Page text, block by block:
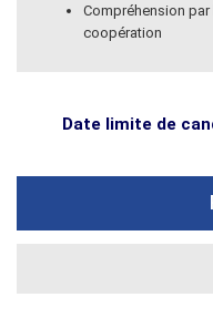
Compréhension
coopération
Date limite de